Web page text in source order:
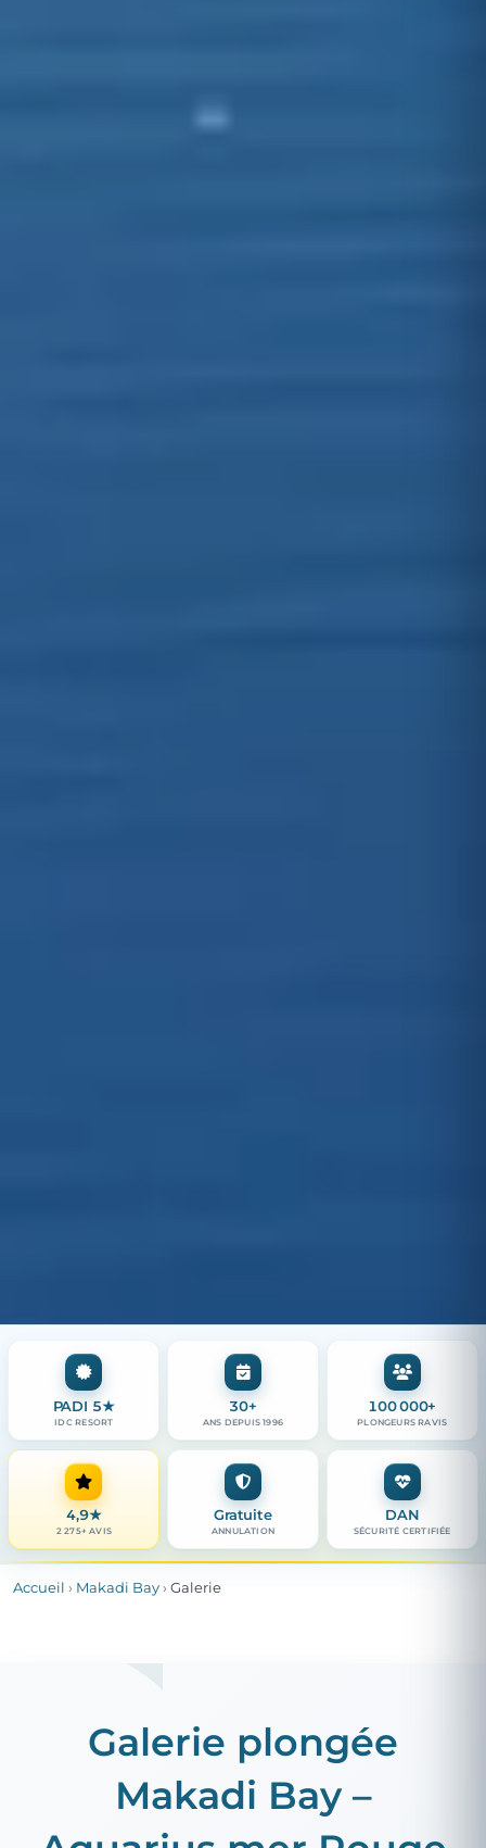
PADI 5★
IDC RESORT
30+
ANS DEPUIS 1996
100 000+
PLONGEURS RAVIS
4,9★
2 275+ AVIS
Gratuite
ANNULATION
DAN
SÉCURITÉ CERTIFIÉE
Accueil › Makadi Bay › Galerie
Galerie plongée
Makadi Bay –